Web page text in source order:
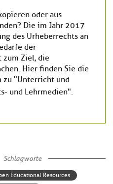
oder aus
Die im Jahr 2017
des Urheberrechts an
der
zum Ziel, die
Hier finden Sie die
zu "Unterricht und
und Lehrmedien".
Schlagworte
Educational Resources